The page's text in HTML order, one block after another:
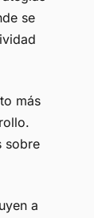
se
más
sobre
a